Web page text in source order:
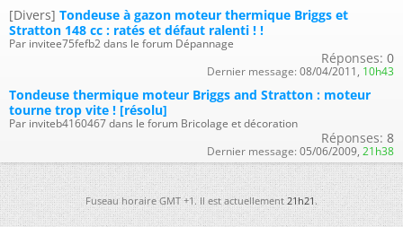
[Divers] Tondeuse à gazon moteur thermique Briggs et
Stratton 148 cc : ratés et défaut ralenti ! !
Par invitee75fefb2 dans le forum Dépannage
Réponses: 0
Dernier message: 08/04/2011, 10h43
Tondeuse thermique moteur Briggs and Stratton : moteur
tourne trop vite ! [résolu]
Par inviteb4160467 dans le forum Bricolage et décoration
Réponses: 8
Dernier message: 05/06/2009, 21h38
Fuseau horaire GMT +1. Il est actuellement 21h21.